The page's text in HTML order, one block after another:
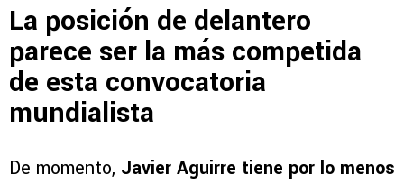
La posición de delantero
parece ser la más competida
de esta convocatoria
mundialista
De momento, Javier Aguirre tiene por lo menos